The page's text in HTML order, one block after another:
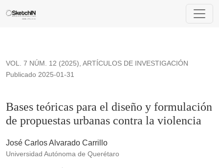
Bases teóricas para el diseño y formulación de propuestas
VOL. 7 NÚM. 12 (2025), ARTÍCULOS DE INVESTIGACIÓN
Bases teóricas para el diseño y formulación
de propuestas urbanas contra la violencia
Publicado 2025-01-31
José Carlos Alvarado Carrillo
Universidad Autónoma de Querétaro